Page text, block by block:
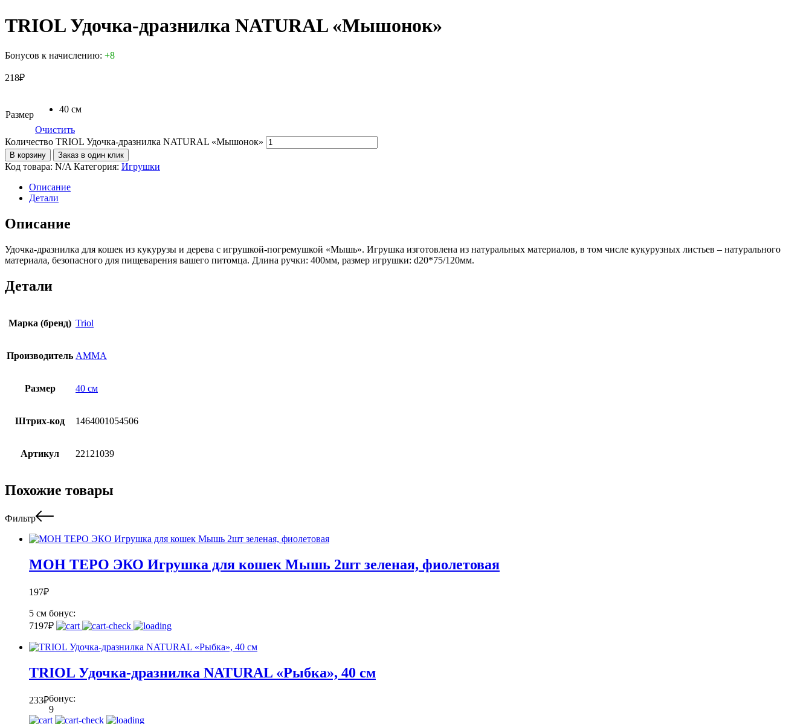
TRIOL Удочка-дразнилка NATURAL «Мышонок»
Бонусов к начислению: +8
218₽
Размер
40 см
Очистить
Количество TRIOL Удочка-дразнилка NATURAL «Мышонок»
В корзину Заказ в один клик
Код товара: N/A Категория: Игрушки
Описание
Детали
Описание
Удочка-дразнилка для кошек из кукурузы и дерева с игрушкой-погремушкой «Мышь». Игрушка изготовлена из натуральных материалов, в том числе кукурузных листьев – натурального
материала, безопасного для пищеварения вашего питомца. Длина ручки: 400мм, размер игрушки: d20*75/120мм.
Детали
Марка (бренд) Triol
Производитель АММА
Размер 40 см
Штрих-код 1464001054506
Артикул 22121039
Похожие товары
Фильтр
МОН ТЕРО ЭКО Игрушка для кошек Мышь 2шт зеленая, фиолетовая
197₽
5 см бонус:
7197₽
TRIOL Удочка-дразнилка NATURAL «Рыбка», 40 см
233₽бонус:
9